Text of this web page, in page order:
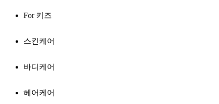
For 키즈
스킨케어
바디케어
헤어케어